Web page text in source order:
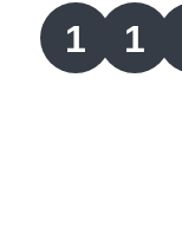
Lotería
1 1